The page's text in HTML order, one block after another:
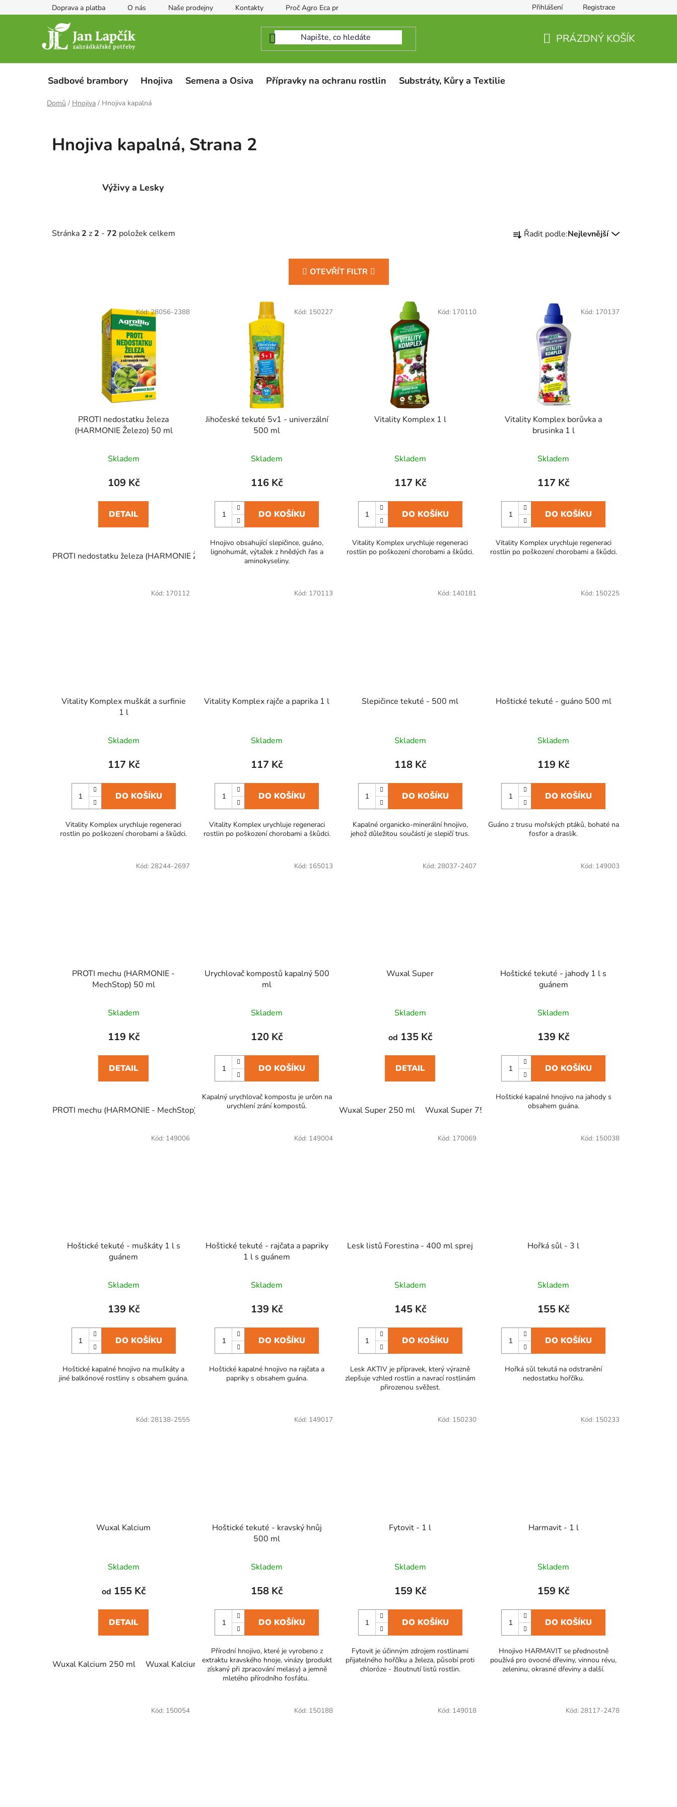
na
Doprava a platba O nás Naše prodejny Kontakty Proč Agro Eca protect Přihlášení Registrace
PRÁZDNÝ KOŠÍK
Sadbové brambory Hnojiva Semena a Osiva Přípravky na ochranu rostlin Substráty, Kůry a Textilie
Domů / Hnojiva / Hnojiva kapalná
Hnojiva kapalná, Strana 2
Výživy a Lesky
Stránka 2 z 2 - 72 položek celkem
a Řadit podle:Nejlevnější
OTEVŘÍT FILTR
PROTI nedostatku železa
(HARMONIE Železo) 50 ml
Skladem
109 Kč
DETAIL
PROTI nedostatku železa (HARMONIE Železo) 50 ml
Kód:28056-2388
Jihočeské tekuté 5v1 - univerzální
500 ml
Skladem
116 Kč
DO KOŠÍKU
Hnojivo obsahující slepičince, guáno,
lignohumát, výtažek z hnědých řas a
aminokyseliny.
Kód: 150227
Vitality Komplex 1 l
Skladem
117 Kč
DO KOŠÍKU
Vitality Komplex urychluje regeneraci
rostlin po poškození chorobami a škůdci.
Kód: 170110
Vitality Komplex borůvka a
brusinka 1 l
Skladem
117 Kč
DO KOŠÍKU
Vitality Komplex urychluje regeneraci
rostlin po poškození chorobami a škůdci.
Kód: 170137
Vitality Komplex muškát a surfinie
1 l
Skladem
117 Kč
DO KOŠÍKU
Vitality Komplex urychluje regeneraci
rostlin po poškození chorobami a škůdci.
Kód: 170112
Vitality Komplex rajče a paprika 1 l
Skladem
117 Kč
DO KOŠÍKU
Vitality Komplex urychluje regeneraci
rostlin po poškození chorobami a škůdci.
Kód: 170113
Slepičince tekuté - 500 ml
Skladem
118 Kč
DO KOŠÍKU
Kapalné organicko-minerální hnojivo,
jehož důležitou součástí je slepičí trus.
Kód: 140181
Hoštické tekuté - guáno 500 ml
Skladem
119 Kč
DO KOŠÍKU
Guáno z trusu mořských ptáků, bohaté na
fosfor a draslík.
Kód: 150225
PROTI mechu (HARMONIE -
MechStop) 50 ml
Skladem
119 Kč
DETAIL
PROTI mechu (HARMONIE - MechStop) 50 ml
Kód: 28244-2697
Urychlovač kompostů kapalný 500
ml
Skladem
120 Kč
DO KOŠÍKU
Kapalný urychlovač kompostu je určen na
urychlení zrání kompostů.
Kód: 165013
Wuxal Super
Skladem
od 135 Kč
DETAIL
Wuxal Super 250 ml Wuxal Super 750 ml
Kód: 28037-2407
Hoštické tekuté - jahody 1 l s
guánem
Skladem
139 Kč
DO KOŠÍKU
Hoštické kapalné hnojivo na jahody s
obsahem guána.
Kód: 149003
Hoštické tekuté - muškáty 1 l s
guánem
Skladem
139 Kč
DO KOŠÍKU
Hoštické kapalné hnojivo na muškáty a
jiné balkónové rostliny s obsahem guána.
Kód: 149006
Hoštické tekuté - rajčata a papriky
1 l s guánem
Skladem
139 Kč
DO KOŠÍKU
Hoštické kapalné hnojivo na rajčata a
papriky s obsahem guána.
Kód: 149004
Lesk listů Forestina - 400 ml sprej
Skladem
145 Kč
DO KOŠÍKU
Lesk AKTIV je přípravek, který výrazně
zlepšuje vzhled rostlin a navrací rostlinám
přirozenou svěžest.
Kód: 170069
Hořká sůl - 3 l
Skladem
155 Kč
DO KOŠÍKU
Hořká sůl tekutá na odstranění
nedostatku hořčíku.
Kód: 150038
Wuxal Kalcium
Skladem
od 155 Kč
DETAIL
Wuxal Kalcium 250 ml Wuxal Kalcium 750 ml
Kód: 28138-2555
Hoštické tekuté - kravský hnůj
500 ml
Skladem
158 Kč
DO KOŠÍKU
Přírodní hnojivo, které je vyrobeno z
extraktu kravského hnoje, vinázy (produkt
získaný při zpracování melasy) a jemně
mletého přírodního fosfátu.
Kód: 149017
Fytovit - 1 l
Skladem
159 Kč
DO KOŠÍKU
Fytovit je účinným zdrojem rostlinami
přijatelného hořčíku a železa, působí proti
chloróze - žloutnutí listů rostlin.
Kód: 150230
Harmavit - 1 l
Skladem
159 Kč
DO KOŠÍKU
Hnojivo HARMAVIT se přednostně
používá pro ovocné dřeviny, vinnou révu,
zeleninu, okrasné dřeviny a další.
Kód: 150233
Kód: 150054 Kód: 150188 Kód: 149018 Kód: 28117-2478